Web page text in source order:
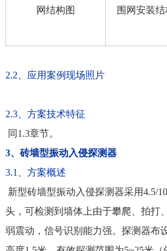
网结构图
围网安装结
2.2、应用案例现场照片
2.3、方案技术特征
同1.3章节。
3、砖墙型振动入侵探测器
3.1、方案概述
新型砖墙型振动入侵探测器采用4.5/
头，可检测到墙体上由于攀爬、拍打
弱震动，信号识别能力强。探测器布